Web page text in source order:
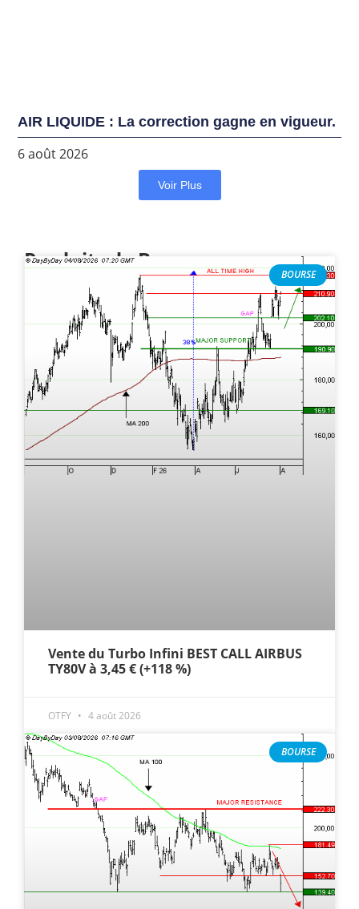
AIR LIQUIDE : La correction gagne en vigueur.
6 août 2026
Voir Plus
Produits de Bourse
BOURSE
Vente du Turbo Infini BEST CALL AIRBUS
TY80V à 3,45 € (+118 %)
OTFY 4 août 2026
BOURSE